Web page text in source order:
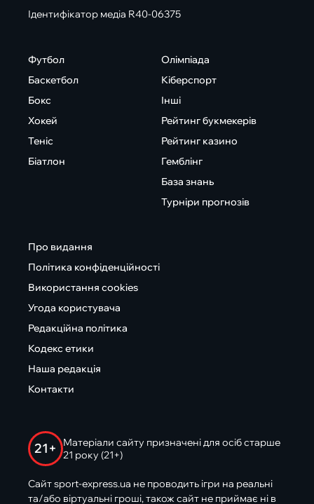
Ідентифікатор медіа R40-06375
Футбол
Баскетбол
Бокс
Хокей
Теніс
Біатлон
Олімпіада
Кіберспорт
Інші
Рейтинг букмекерів
Рейтинг казино
Гемблінг
База знань
Турніри прогнозів
Про видання
Політика конфіденційності
Використання cookies
Угода користувача
Редакційна політика
Кодекс етики
Наша редакція
Контакти
21+
Матеріали сайту призначені для осіб старше
21 року (21+)
Сайт sport-express.ua не проводить ігри на реальні
та/або віртуальні гроші, також сайт не приймає ні в